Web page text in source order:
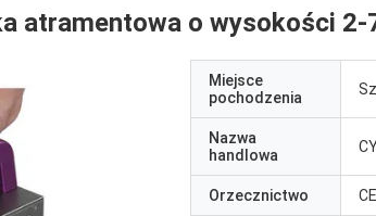
atramentowa o wysokości 2-
Miejsce
pochodzenia
Nazwa
handlowa
Orzecznictwo